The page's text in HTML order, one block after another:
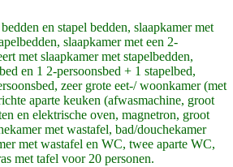
en stapel bedden, slaapkamer met
slaapkamer met een 2-
met slaapkamer met stapelbedden,
en 1 2-persoonsbed + 1 stapelbed,
zeer grote eet-/ woonkamer (met
aparte keuken (afwasmachine, groot
en elektrische oven, magnetron, groot
met wastafel, bad/douchekamer
met wastafel en WC, twee aparte WC,
met tafel voor 20 personen.